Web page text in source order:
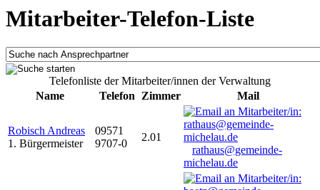
Mitarbeiter-Telefon-Liste
Telefonliste der Mitarbeiter/innen der Verwaltung
Name
Telefon Zimmer Mail
Robisch Andreas
1. Bürgermeister
09571
9707-0
2.01
rathaus@gemeinde-
michelau.de